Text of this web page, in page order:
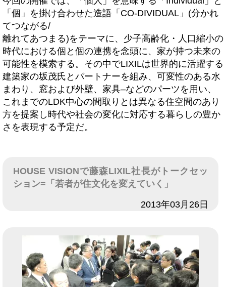
「個」を掛け合わせた造語「CO-DIVIDUAL」(分かれ
てつながる/
離れてあつまる)をテーマに、少子高齢化・人口縮小の
時代における個と個の連携を念頭に、家が持つ未来の
可能性を模索する。その中でLIXILは世界的に活躍する
建築家の坂茂氏とパートナーを組み、可変性のある水
まわり、窓および外壁、家具–などのパーツを用い、
これまでのLDK中心の間取りとは異なる住空間のあり
方を提案し時代や社会の変化に対応する暮らしの豊か
さを表現する予定だ。
HOUSE VISIONで藤森LIXIL社長がトークセッ
ション=「若者が住文化を変えていく」
2013年03月26日